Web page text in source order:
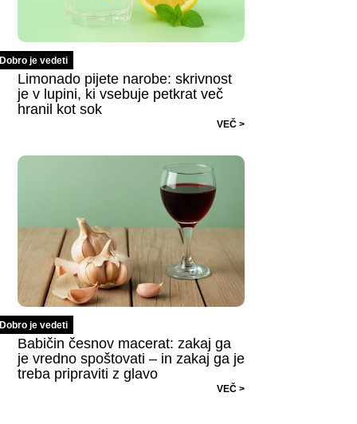
Dobro je vedeti
Limonado pijete narobe: skrivnost
je v lupini, ki vsebuje petkrat več
hranil kot sok
VEČ >
Dobro je vedeti
Babičin česnov macerat: zakaj ga
je vredno spoštovati – in zakaj ga je
treba pripraviti z glavo
VEČ >